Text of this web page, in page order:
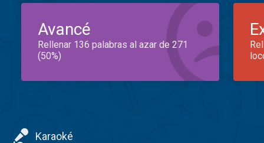
Avancé
Rellenar 136 palabras al azar de 271
(50%)
Karaoké